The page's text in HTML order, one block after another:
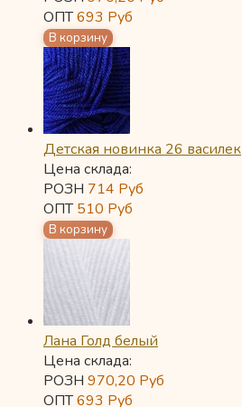
ОПТ693 Руб
Детская новинка 26 василек
Цена склада:
РОЗН 714 Руб
ОПТ510 Руб
Лана Голд белый
Цена склада:
РОЗН 970,20 Руб
ОПТ693 Руб